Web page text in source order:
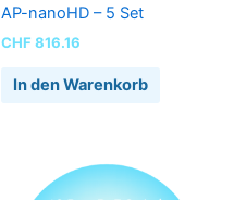
AP-nanoHD – 5 Set
CHF 816.16
In den Warenkorb